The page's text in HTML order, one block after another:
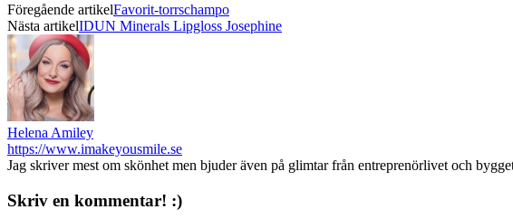
Föregående artikelFavorit-torrschampo
Nästa artikelIDUN Minerals Lipgloss Josephine
Helena Amiley
https://www.imakeyousmile.se
Jag skriver mest om skönhet men bjuder även på glimtar från entreprenörlivet och
Skriv en kommentar! :)